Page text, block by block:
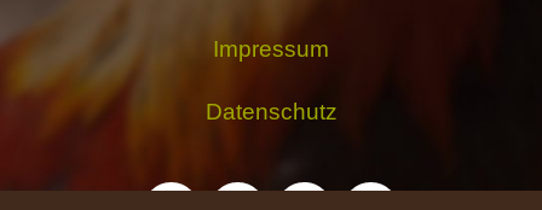
Impressum
Datenschutz